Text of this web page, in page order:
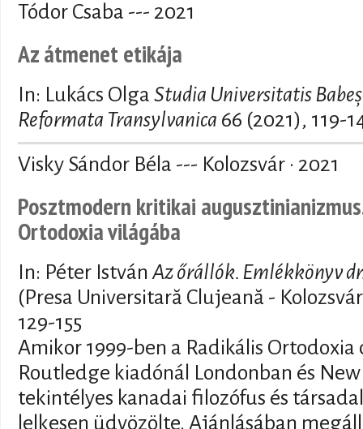
Tódor Csaba --- 2021
Az átmenet etikája
In: Lukács Olga Studia Universitatis
Reformata Transylvanica 66 (2021), 119-
Visky Sándor Béla --- Kolozsvár · 2021
Posztmodern kritikai
Ortodoxia világába
In: Péter IstvánAz őrállók. Emlékkönyv
(Presa Universitară Clujeană -
129-155
Amikor 1999-ben a Radikális
Routledge kiadónál Londonban és
tekintélyes kanadai filozófus és
lelkesen üdvözölte. Ajánlásában